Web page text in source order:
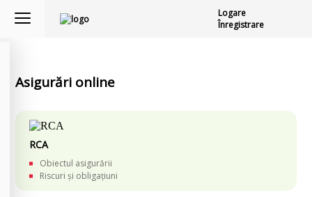
Logare
Înregistrare
Asigurări online
RCA
Obiectul asigurării
Riscuri și obligațiuni